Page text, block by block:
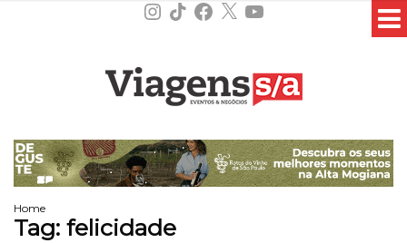
Instagram
TikTokFacebook
X YouTube
Home
Tag: felicidade